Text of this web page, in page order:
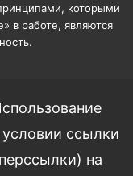
которыми
в работе, являются
ссылки
на